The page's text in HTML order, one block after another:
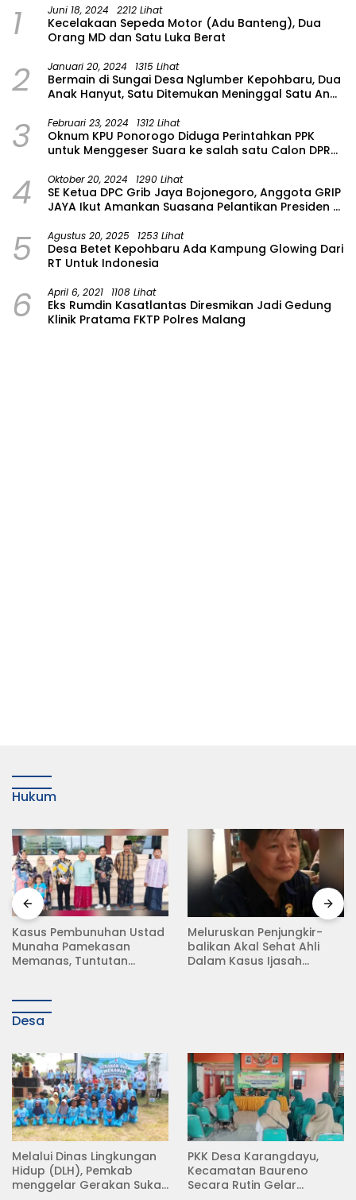
1 Juni 18, 2024 2212 Lihat
Kecelakaan Sepeda Motor (Adu Banteng), Dua
Orang MD dan Satu Luka Berat
2 Januari 20, 2024 1315 Lihat
Bermain di Sungai Desa Nglumber Kepohbaru, Dua
Anak Hanyut, Satu Ditemukan Meninggal Satu Anak
3 Februari 23, 2024 1312 Lihat
Oknum KPU Ponorogo Diduga Perintahkan PPK
untuk Menggeser Suara ke salah satu Calon DPRD
4 Oktober 20, 2024 1290 Lihat
SE Ketua DPC Grib Jaya Bojonegoro, Anggota GRIP
JAYA Ikut Amankan Suasana Pelantikan Presiden di
5 Agustus 20, 2025 1253 Lihat
Desa Betet Kepohbaru Ada Kampung Glowing Dari
RT Untuk Indonesia
6 April 6, 2021 1108 Lihat
Eks Rumdin Kasatlantas Diresmikan Jadi Gedung
Klinik Pratama FKTP Polres Malang
Hukum
Meluruskan Penjungkir-
balikan Akal Sehat Ahli
Dalam Kasus Ijasah
Rampas Motor Tanpa
Surat Resmi, Modus Baru
Debt Collector di Jalan
Desa
Melalui Dinas Lingkungan
Hidup (DLH), Pemkab
menggelar Gerakan Suka
PKK Desa Karangdayu,
Kecamatan Baureno
Secara Rutin Gelar